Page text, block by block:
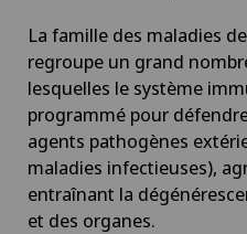
La famille des maladies
regroupe un grand
lesquelles le système
programmé pour
agents pathogènes
maladies infectieuses),
entraînant la
et des organes.